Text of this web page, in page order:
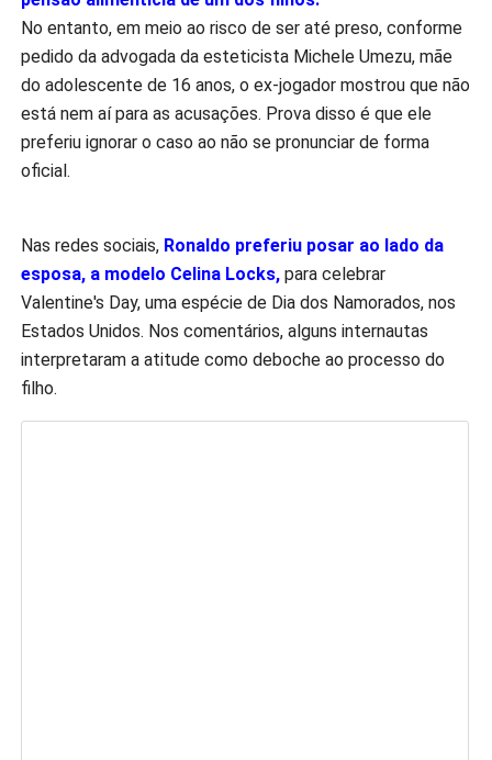
No entanto, em meio ao risco de ser até preso, conforme
pedido da advogada da esteticista Michele Umezu, mãe
do adolescente de 16 anos, o ex-jogador mostrou que não
está nem aí para as acusações. Prova disso é que ele
preferiu ignorar o caso ao não se pronunciar de forma
oficial.
Nas redes sociais, Ronaldo preferiu posar ao lado da
esposa, a modelo Celina Locks,para celebrar
Valentine's Day, uma espécie de Dia dos Namorados, nos
Estados Unidos. Nos comentários, alguns internautas
interpretaram a atitude como deboche ao processo do
filho.